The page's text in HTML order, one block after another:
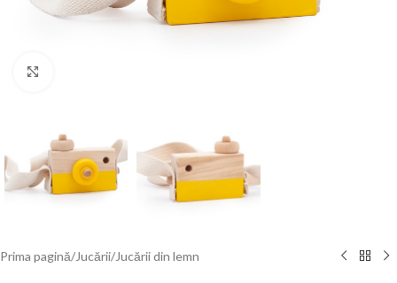
Prima pagină/Jucării/Jucării din lemn